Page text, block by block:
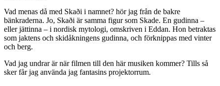
Vad menas då med Skaði i namnet? hör jag från de bakre
bänkraderna. Jo, Skaði är samma figur som Skade. En gudinna –
eller jättinna – i nordisk mytologi, omskriven i Eddan. Hon betraktas
som jaktens och skidåkningens gudinna, och förknippas med vinter
och berg.
Vad jag undrar är när filmen till den här musiken kommer? Tills så
sker får jag använda jag fantasins projektorrum.